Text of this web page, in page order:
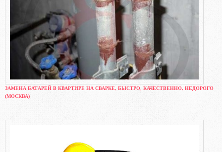
ЗАМЕНА БАТАРЕЙ В КВАРТИРЕ НА СВАРКЕ, БЫСТРО, КАЧЕСТВЕННО, НЕДОРОГО
(МОСКВА)